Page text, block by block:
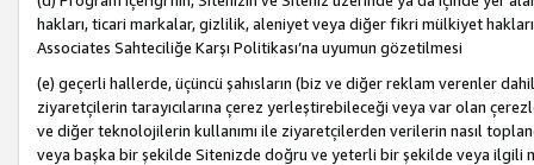
hakları, ticari markalar, gizlilik, aleniyet veya diğer fikri mülkiyet
Associates Sahteciliğe Karşı Politikası’na uyumun gözetilmesi
(e) geçerli hallerde, üçüncü şahısların (biz ve diğer reklam verenler
ziyaretçilerin tarayıcılarına çerez yerleştirebileceği veya var olan
ve diğer teknolojilerin kullanımı ile ziyaretçilerden verilerin nasıl
veya başka bir şekilde Sitenizde doğru ve yeterli bir şekilde veya ilgili